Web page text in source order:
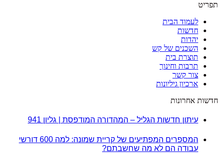
תפריט
לעמוד הבית
חדשות
יהדות
השכנים של קש
תוצרת בית
תרבות וחינוך
צור קשר
ארכיון גיליונות
חדשות אחרונות
עיתון חדשות הגליל – המהדורה המודפסת | גליון 941
המספרים המפתיעים של קריית שמונה: למה 600 דורשי
עבודה הם לא מה שחשבתם?